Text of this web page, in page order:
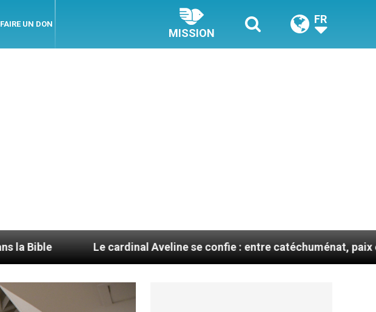
FAIRE UN DON
MISSION
FR
Le cardinal Aveline se confie : entre catéchuménat, paix et défis